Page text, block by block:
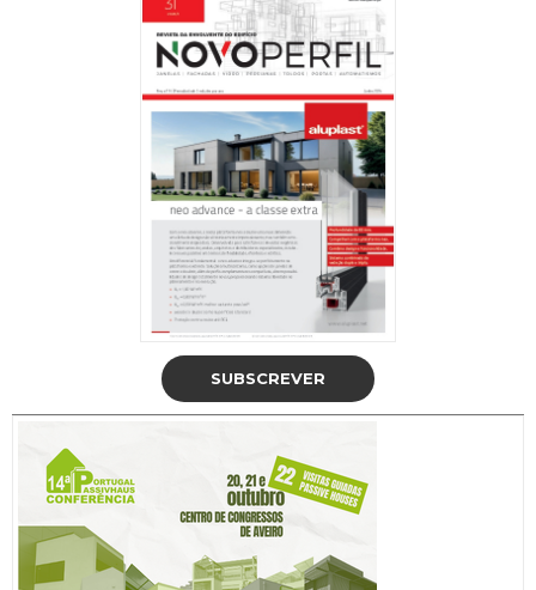
SUBSCREVER